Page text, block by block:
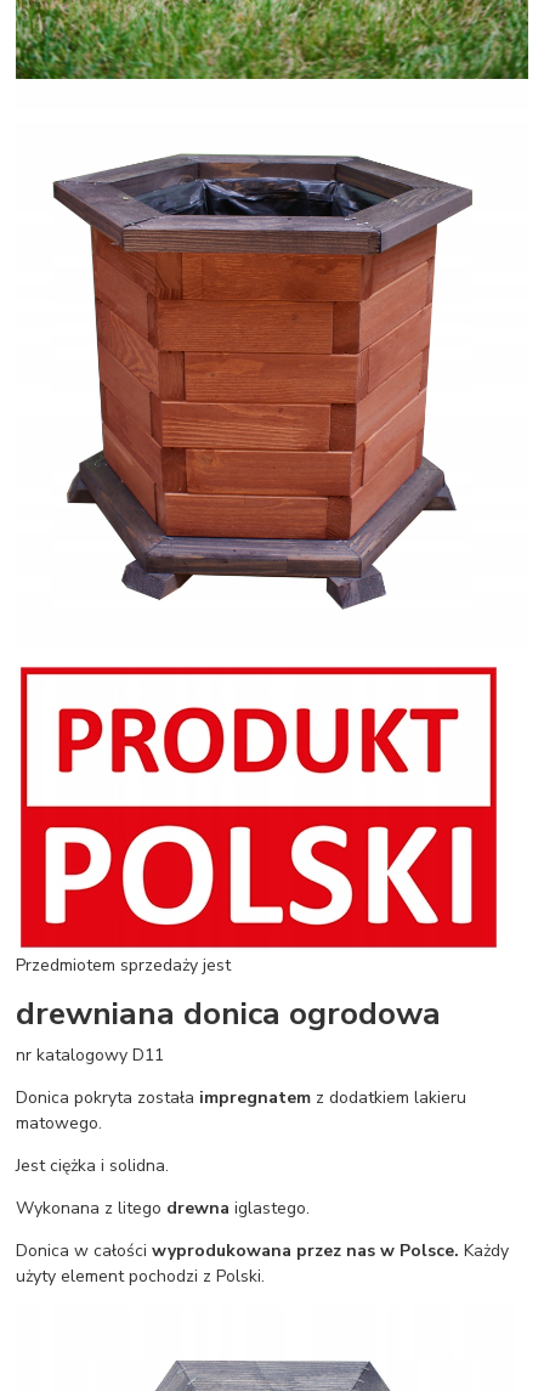
Przedmiotem sprzedaży jest
drewniana donica ogrodowa
nr katalogowy D11
Donica pokryta została impregnatem z dodatkiem lakieru
matowego.
Jest ciężka i solidna.
Wykonana z litego drewna iglastego.
Donica w całościwyprodukowana przez nas w Polsce. Każdy
użyty element pochodzi z Polski.